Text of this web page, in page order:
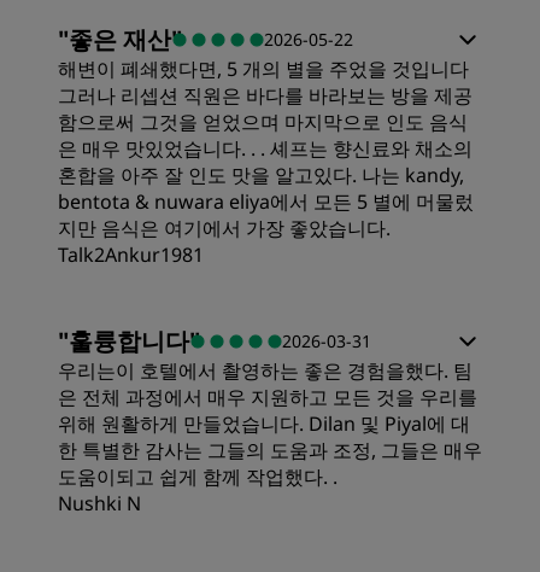
"좋은 재산" 2026-05-22
해변이 폐쇄했다면, 5 개의 별을 주었을 것입니다
그러나 리셉션 직원은 바다를 바라보는 방을 제공
함으로써 그것을 얻었으며 마지막으로 인도 음식
은 매우 맛있었습니다. . . 셰프는 향신료와 채소의
혼합을 아주 잘 인도 맛을 알고있다. 나는 kandy,
bentota & nuwara eliya에서 모든 5 별에 머물렀
지만 음식은 여기에서 가장 좋았습니다.
Talk2Ankur1981
가격
침대의 퀄리티
"훌륭합니다" 2026-03-31
우리는이 호텔에서 촬영하는 좋은 경험을했다. 팀
은 전체 과정에서 매우 지원하고 모든 것을 우리를
위해 원활하게 만들었습니다. Dilan 및 Piyal에 대
한 특별한 감사는 그들의 도움과 조정, 그들은 매우
도움이되고 쉽게 함께 작업했다. .
Nushki N